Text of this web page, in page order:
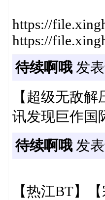
https://
https://
待续啊哦发表
【超级无敌
讯发现巨作国
待续啊哦发表
【热江BT】